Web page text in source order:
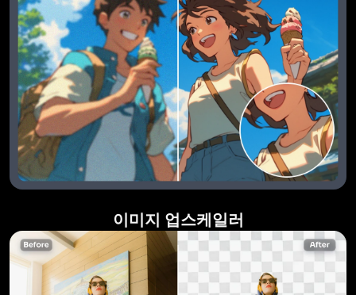
이미지 업스케일러